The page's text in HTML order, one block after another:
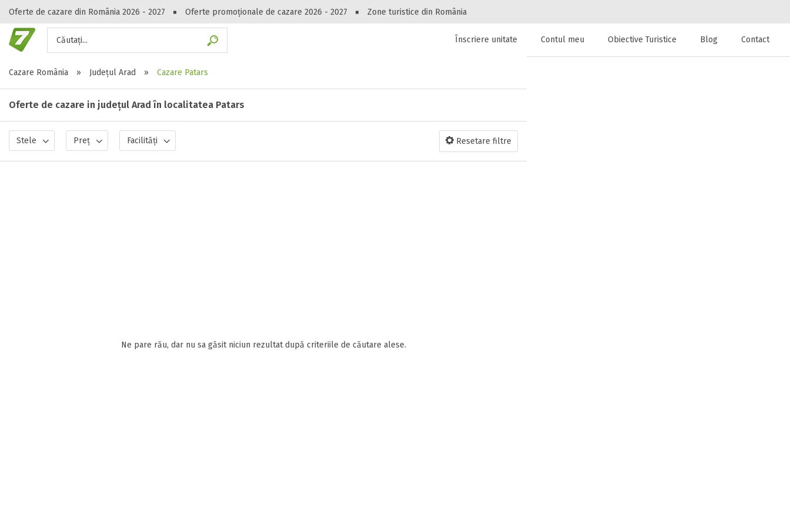
Oferte de cazare din România 2026 - 2027 Oferte promoționale de cazare 2026 - 2027 Zone turistice din România
Căutați...
Peste 10544 oferte de cazare!
Gasești hoteluri, pensiuni, vile, apartamente sau alte unitați de cazare la
Înscriere unitate Contul meu Obiective Turistice Blog Contact
Cazare România
» Județul Arad » Cazare Patars
Oferte de cazare in județul Arad în localitatea Patars
Stele Preț Facilități Resetare filtre
Ne pare rău, dar nu sa găsit niciun rezultat după criteriile de căutare alese.